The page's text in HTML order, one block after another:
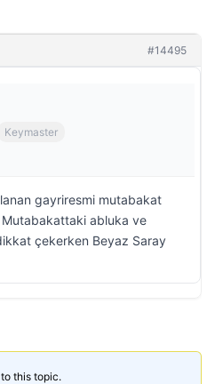
#14495
Keymaster
gayriresmi mutabakat
Mutabakattaki abluka ve
çekerken Beyaz Saray
this topic.